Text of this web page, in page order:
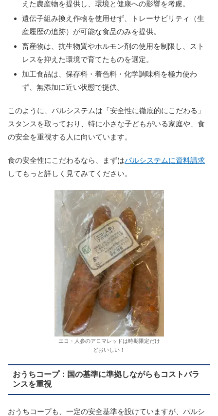
えた農産物を提供し、環境と健康への影響を考慮。
遺伝子組み換え作物を使用せず、トレーサビリティ（生
産履歴の追跡）が可能な食品のみを提供。
畜産物は、抗生物質やホルモン剤の使用を制限し、スト
レスを抑えた環境で育てたものを選定。
加工食品は、保存料・着色料・化学調味料を極力使わ
ず、無添加に近い状態で提供。
このように、パルシステムは「安全性に徹底的にこだわる」
スタンスを取っており、特に小さな子どもがいる家庭や、食
の安全を重視する人に向いています。
食の安全性にこだわるなら、まずはパルシステムに資料請求
してもっと詳しく見てみてください。
エコ・人参のアロマレッドは時期限定だけ
どおいしい！
おうちコープ：国の基準に準拠しながらもコストバラ
ンスを重視
おうちコープも、一定の安全基準を設けていますが、パルシ